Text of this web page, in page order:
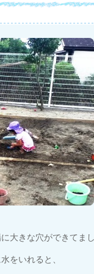
大きな穴ができてま
をいれると、